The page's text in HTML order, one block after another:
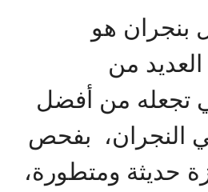
بنجران هو
من
تجعله من أفضل
النجران، بفحص
حديثة ومتطورة،